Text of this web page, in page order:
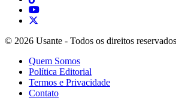
© 2026 Usante - Todos os direitos
Quem Somos
Política Editorial
Termos e Privacidade
Contato